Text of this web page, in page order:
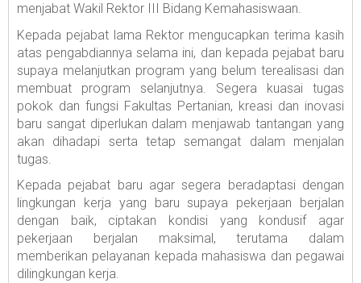
menjabat Wakil Rektor III Bidang Kemahasiswaan.
Kepada pejabat lama Rektor mengucapkan terima kasih
atas pengabdiannya selama ini, dan kepada pejabat baru
supaya melanjutkan program yang belum terealisasi dan
membuat program selanjutnya. Segera kuasai tugas
pokok dan fungsi Fakultas Pertanian, kreasi dan inovasi
baru sangat diperlukan dalam menjawab tantangan yang
akan dihadapi serta tetap semangat dalam menjalan
tugas.
Kepada pejabat baru agar segera beradaptasi dengan
lingkungan kerja yang baru supaya pekerjaan berjalan
dengan baik, ciptakan kondisi yang kondusif agar
pekerjaan berjalan maksimal, terutama dalam
memberikan pelayanan kepada mahasiswa dan pegawai
dilingkungan kerja.